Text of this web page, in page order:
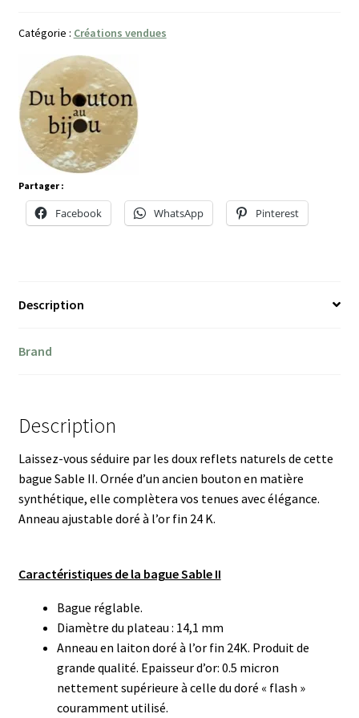
Catégorie : Créations vendues
Partager :
Facebook WhatsApp Pinterest
Description
Brand
Description
Laissez-vous séduire par les doux reflets naturels de cette
bague Sable II. Ornée d’un ancien bouton en matière
synthétique, elle complètera vos tenues avec élégance.
Anneau ajustable doré à l’or fin 24 K.
Caractéristiques de la bague Sable II
Bague réglable.
Diamètre du plateau : 14,1 mm
Anneau en laiton doré à l’or fin 24K. Produit de
grande qualité. Epaisseur d’or: 0.5 micron
nettement supérieure à celle du doré « flash »
couramment utilisé.